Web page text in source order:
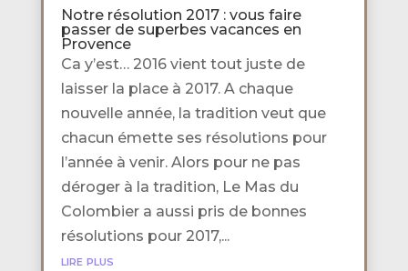
Notre résolution 2017 : vous faire
passer de superbes vacances en
Provence
Ca y’est… 2016 vient tout juste de
laisser la place à 2017. A chaque
nouvelle année, la tradition veut que
chacun émette ses résolutions pour
l’année à venir. Alors pour ne pas
déroger à la tradition, Le Mas du
Colombier a aussi pris de bonnes
résolutions pour 2017,...
lire plus